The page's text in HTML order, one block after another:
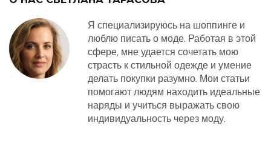
Я специализируюсь на шоппинге и
люблю писать о моде. Работая в этой
сфере, мне удается сочетать мою
страсть к стильной одежде и умение
делать покупки разумно. Мои статьи
помогают людям находить идеальные
наряды и учиться выражать свою
индивидуальность через моду.